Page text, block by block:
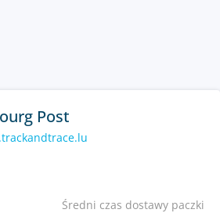
Post
Średni czas dostawy paczki